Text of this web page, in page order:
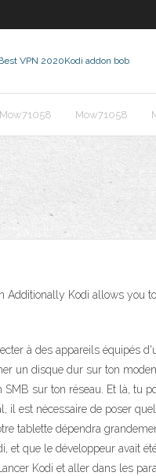
VPN 2020Kodi addon bob
Mow71058 Mow71058
Kodi allows you
à des appareils équipés
un disque dur sur ton
sur ton réseau. Et là, tu
est nécessaire de poser
tablette dépendra
que le développeur avait
Kodi et aller dans les